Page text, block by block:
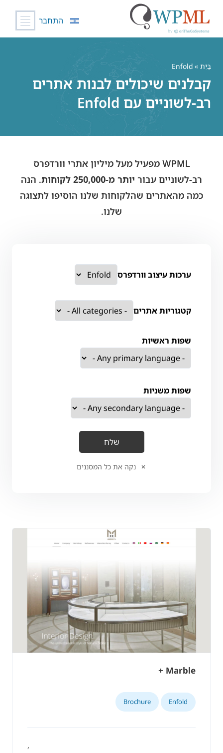
התחבר
בַּיִת » Enfold
קבלנים שיכולים לבנות אתרים
רב-לשוניים עם Enfold
WPML מפעיל מעל מיליון אתרי וורדפרס
רב-לשוניים עבור יותר מ-250,000 לקוחות
. הנה
כמה מהאתרים שהלקוחות שלנו הוסיפו לתצוגה
שלנו.
ערכות עיצוב וורדפרס
קטגוריות אתרים
שפות ראשיות
שפות משניות
נקה את כל המסננים
Marble +
Enfold
Brochure
,